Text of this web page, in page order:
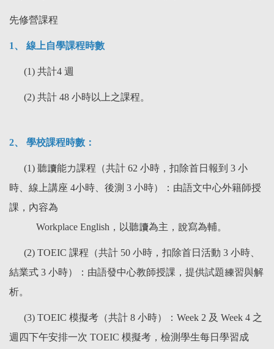
先修營課程
1、 線上自學課程時數
(1) 共計4 週
(2) 共計 48 小時以上之課程。
2、 學校課程時數：
(1) 聽讀能力課程（共計 62 小時，扣除首日報到 3 小
時、線上講座 4小時、後測 3 小時）：由語文中心外籍師授
課，內容為
Workplace English，以聽讀為主，說寫為輔。
(2) TOEIC 課程（共計 50 小時，扣除首日活動 3 小時、
結業式 3 小時）：由語發中心教師授課，提供試題練習與解
析。
(3) TOEIC 模擬考（共計 8 小時）：Week 2 及 Week 4 之
週四下午安排一次 TOEIC 模擬考，檢測學生每日學習成